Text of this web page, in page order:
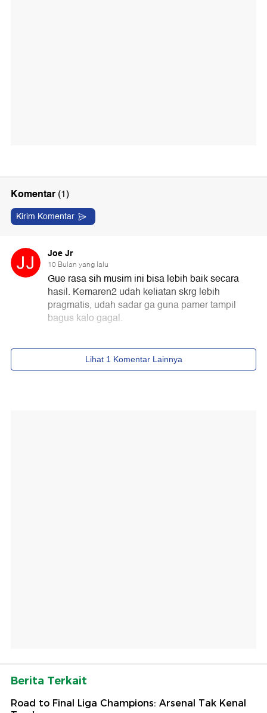
Berita Terkait
Road to Final Liga Champions: Arsenal Tak Kenal